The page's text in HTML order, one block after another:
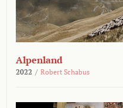
Alpenland
2022 / Robert Schabus